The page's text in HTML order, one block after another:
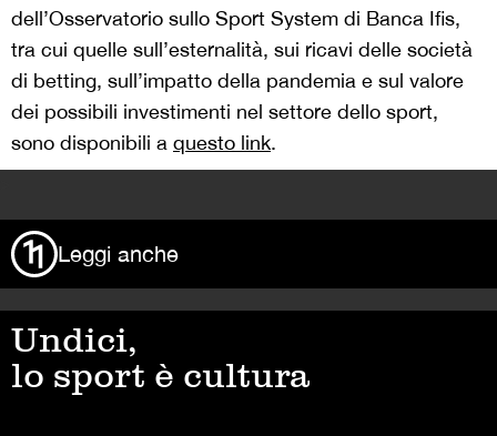
dell’Osservatorio sullo Sport System di Banca Ifis,
tra cui quelle sull’esternalità, sui ricavi delle società
di betting, sull’impatto della pandemia e sul valore
dei possibili investimenti nel settore dello sport,
sono disponibili a questo link.
Leggi anche
Undici,
lo sport è cultura